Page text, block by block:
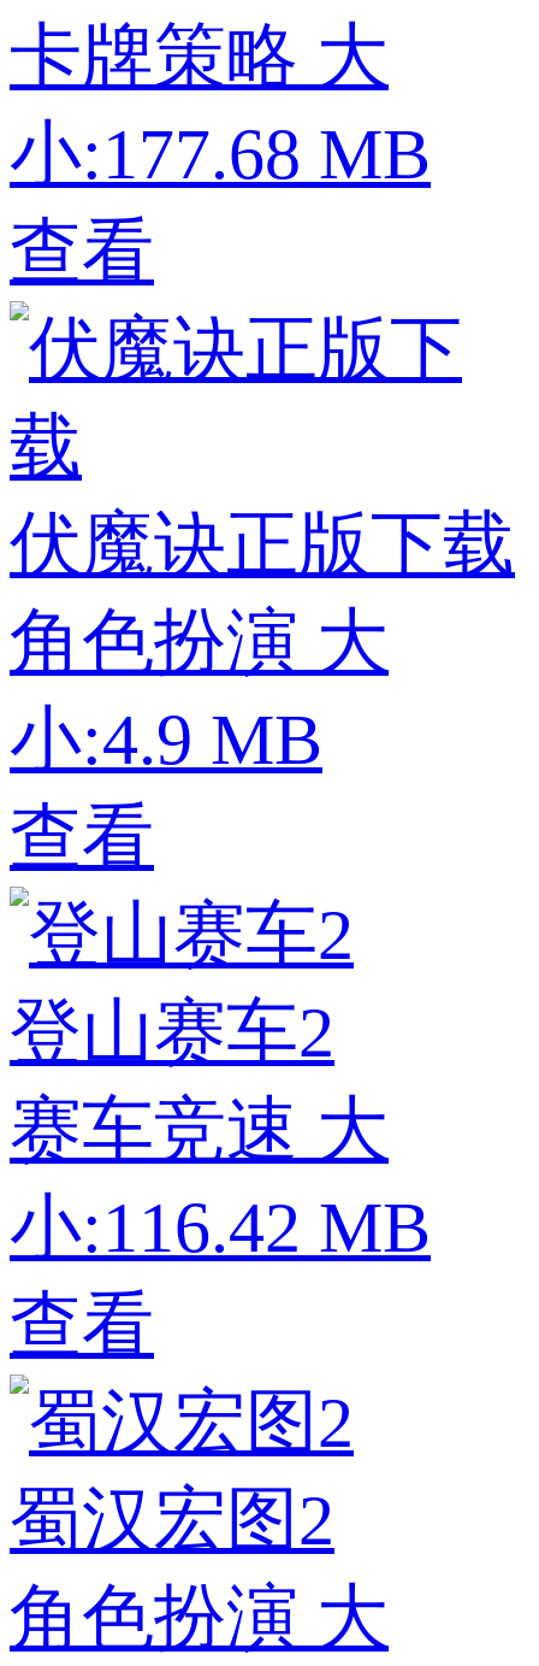
卡牌策略 大
小:177.68 MB
查看
伏魔诀正版下载
角色扮演 大
小:4.9 MB
查看
登山赛车2
赛车竞速 大
小:116.42 MB
查看
蜀汉宏图2
角色扮演 大